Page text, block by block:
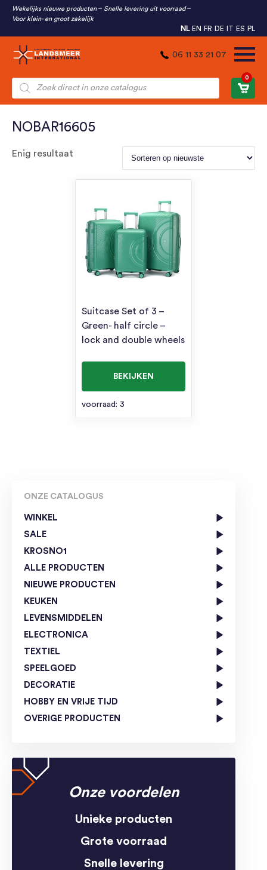
Wekelijks nieuwe producten
Snelle levering uit voorraad
Voor klein- en groot zakelijk
NL EN FR DE IT ES PL
06 11 33 21 07
Producten
zoeken
0
ONZE CATALOGUS
WINKEL
SALE
KROSNO1
ALLE PRODUCTEN
NIEUWE PRODUCTEN
KEUKEN
LEVENSMIDDELEN
ELECTRONICA
TEXTIEL
SPEELGOED
DECORATIE
HOBBY EN VRIJE TIJD
OVERIGE PRODUCTEN
Onze voordelen
Unieke producten
Grote voorraad
Snelle levering
NOBAR16605
Enig resultaat
Suitcase Set of 3 –
Green- half circle –
lock and double wheels
BEKIJKEN
voorraad: 3